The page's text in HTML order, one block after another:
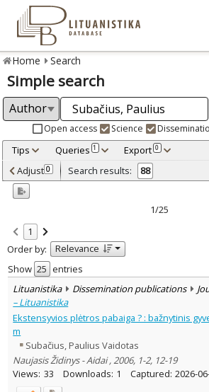
Home Search
Simple search
Open access Science
Tips Queries 1 Export 0
Adjusted by criteria 0
Year
Refine
Open access
Scientific publications 81
Dissemination publications
Document Type:
Books & books parts 28
Journal articles
Dissertations 1
Subject area
Education 3
Ethnology 2
Philosophy 1
History
Adjust 0 Search results: 88
1/25
1
Order by:
Relevance
Show
entries
Lituanistika
Dissemination publications
– Lituanistika
Ekstensyvios plėtros pabaiga ? : bažnytinis
m
Subačius, Paulius Vaidotas
Naujasis Židinys - Aidai , 2006, 1-2, 12-19
Views: 33 Downloads: 1 Captured: 2026-